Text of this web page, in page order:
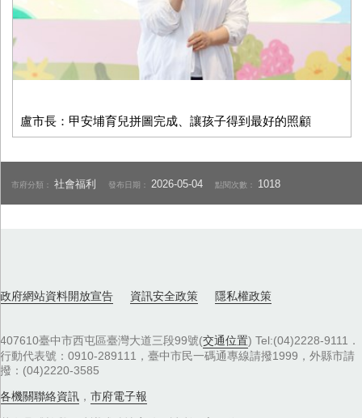
盧市長：甲安埔育兒拼圖完成、讓孩子得到最好的照顧
市府分類：社會福利 發布日期：2026-05-04 點閱次數： 1018
政府網站資料開放宣告 資訊安全政策 隱私權政策
407610臺中市西屯區臺灣大道三段99號(交通位置) Tel:(04)2228-9111．
行動代表號：0910-289111，臺中市民一碼通專線請撥1999，外縣市請
撥：(04)2220-3585
各機關聯絡資訊 ， 市府電子報